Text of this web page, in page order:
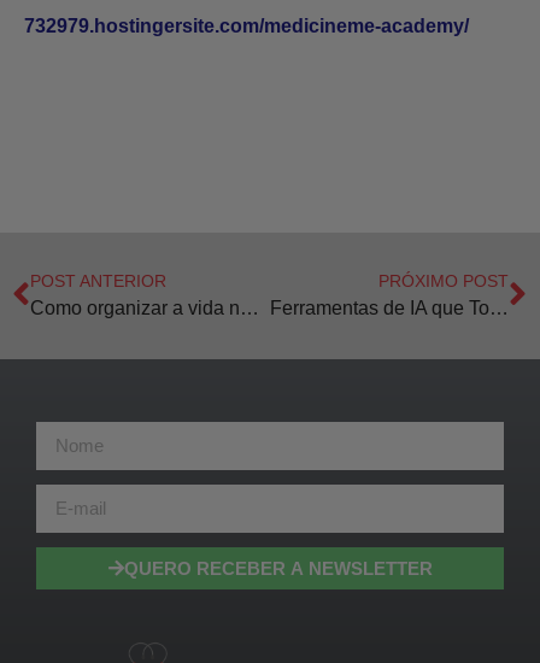
732979.hostingersite.com/medicineme-academy/
POST ANTERIOR
Como organizar a vida na Medicina
PRÓXIMO POST
Ferramentas de IA que Todo Médico Precisa Conhecer
QUERO RECEBER A NEWSLETTER